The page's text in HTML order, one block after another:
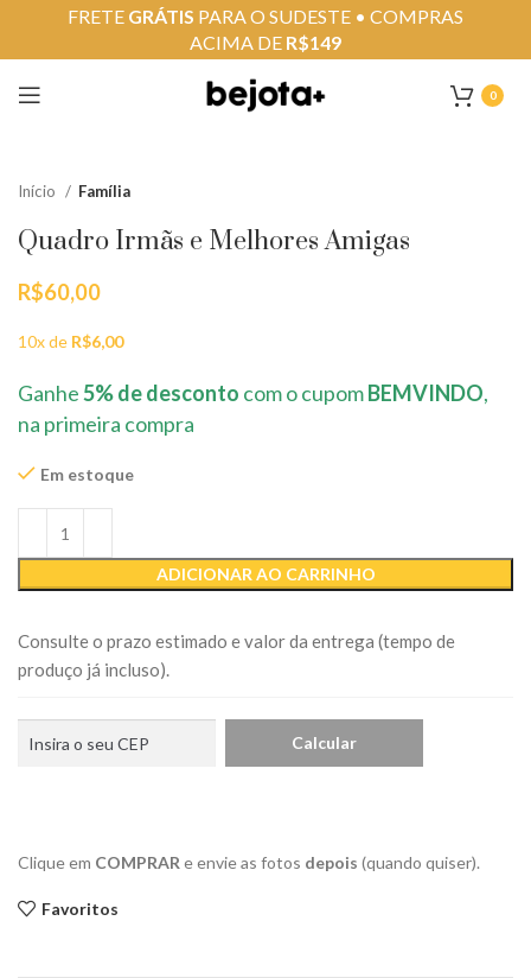
0
Início Família
Quadro Irmãs e Melhores Amigas
R$60,00
10x de R$6,00
Ganhe5% de desconto com o cupomBEMVINDO,
na primeira compra
Em estoque
ADICIONAR AO CARRINHO
Consulte o prazo estimado e valor da entrega (tempo de
produço já incluso).
Clique em COMPRAR e envie as fotos depois (quando quiser).
Favoritos
FRETE GRÁTIS PARA O SUDESTE • COMPRAS
ACIMA DE R$149